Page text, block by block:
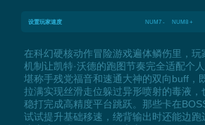
设置玩家速度 NUM7 - NUM8 +
在科幻硬核动作冒险游戏遍体鳞伤里，玩
机制让凯特·沃德的跑图节奏完全适配个
堪称手残党福音和速通大神的双向buff，
拉满实现丝滑走位躲过异形喷射的毒液，
稳打完成高精度平台跳跃。那些卡在
试试提升基础移速，绕背输出时还能边跑